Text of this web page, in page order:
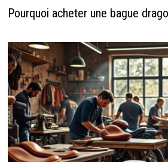
Pourquoi acheter une bague